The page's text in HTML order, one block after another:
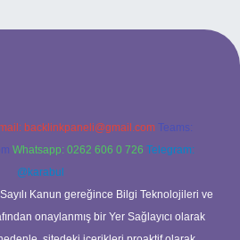
backlinkpaneli@gmail.com Teams:
Whatsapp: 0262 606 0 726 Telegram:
@karabul
Kanun gereğince Bilgi Teknolojileri ve
onaylanmış bir Yer Sağlayıcı olarak